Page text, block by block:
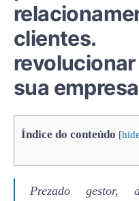
clientes.
sua
Índice do conteúdo [hide
Prezado